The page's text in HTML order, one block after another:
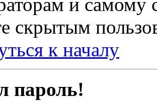
скрытым
к началу
пароль!